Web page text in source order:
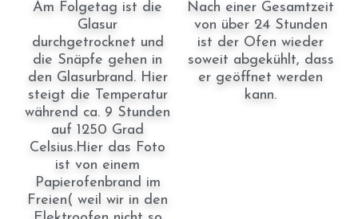
Am Folgetag ist die
Glasur
durchgetrocknet und
die Snäpfe gehen in
den Glasurbrand. Hier
steigt die Temperatur
während ca. 9 Stunden
auf 1250 Grad
Celsius.Hier das Foto
ist von einem
Papierofenbrand im
Freien( weil wir in den
Nach einer Gesamtzeit
von über 24 Stunden
ist der Ofen wieder
soweit abgekühlt, dass
er geöffnet werden
kann.